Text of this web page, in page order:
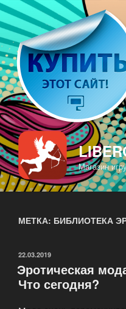
Перейти
к
содержимому
Магазин
МЕТКА: БИБЛИОТЕКА
ОПУБЛИКОВАНО
22.03.2019
Эротическая
Что сегодня?